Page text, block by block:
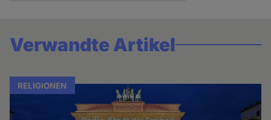
Verwandte Artikel
RELIGIONEN